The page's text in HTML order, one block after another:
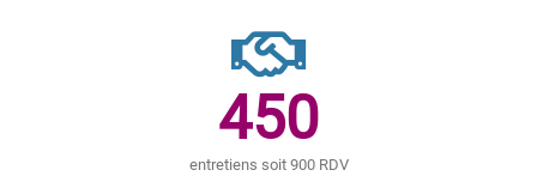
450
entretiens soit 900 RDV